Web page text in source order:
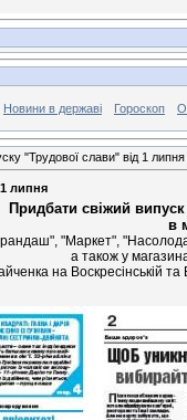
Новини в державі Гороскоп
"Трудової слави" від 1 липня
липня
Придбати свіжий
в
"Маркет",
а також у
на Воскресінській